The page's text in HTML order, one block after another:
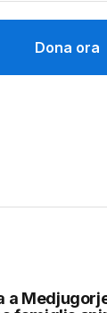
Dona ora
a